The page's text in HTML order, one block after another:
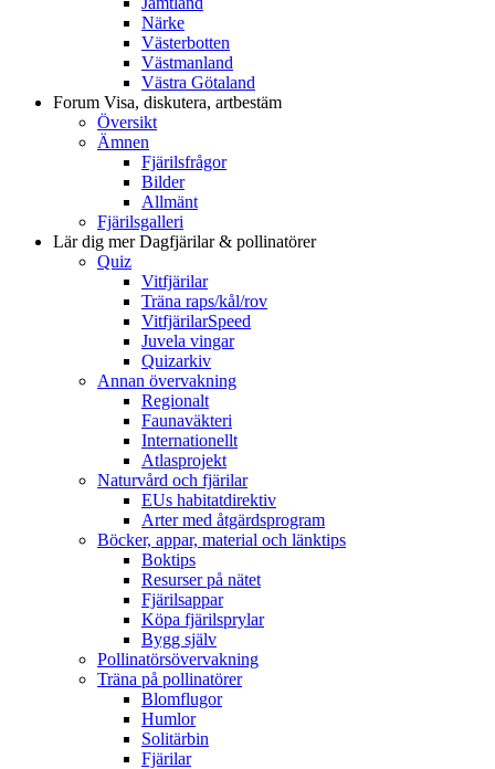
Närke
Västerbotten
Västmanland
Västra Götaland
Forum Visa, diskutera, artbestäm
Översikt
Ämnen
Fjärilsfrågor
Bilder
Allmänt
Fjärilsgalleri
Lär dig merDagfjärilar & pollinatörer
Quiz
Vitfjärilar
Träna raps/kål/rov
VitfjärilarSpeed
Juvela vingar
Quizarkiv
Annan övervakning
Regionalt
Faunaväkteri
Internationellt
Atlasprojekt
Naturvård och fjärilar
EUs habitatdirektiv
Arter med åtgärdsprogram
Böcker, appar, material och länktips
Boktips
Resurser på nätet
Fjärilsappar
Köpa fjärilsprylar
Bygg själv
Pollinatörsövervakning
Träna på pollinatörer
Blomflugor
Humlor
Solitärbin
Fjärilar